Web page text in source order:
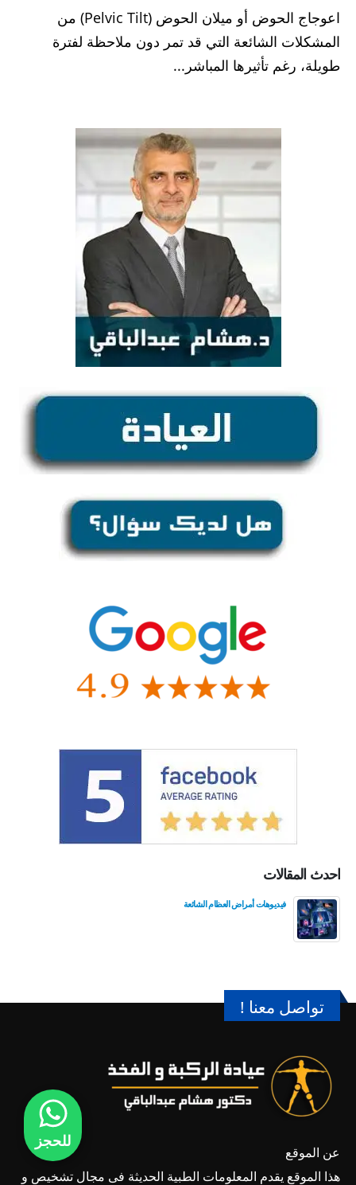
اعوجاج الحوض أو ميلان الحوض (Pelvic Tilt) من
المشكلات الشائعة التي قد تمر دون ملاحظة لفترة
طويلة، رغم تأثيرها المباشر...
احدث المقالات
فيديوهات أمراض العظام الشائعة
تواصل معنا !
عن الموقع
هذا الموقع يقدم المعلومات الطبية الحديثة فى مجال تشخيص و
للحجز